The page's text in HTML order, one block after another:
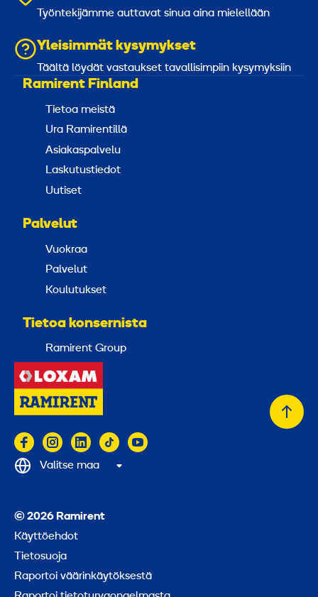
Työntekijämme auttavat sinua aina mielellään
Yleisimmät kysymykset
Täältä löydät vastaukset tavallisimpiin kysymyksiin
Ramirent Finland
Tietoa meistä
Ura Ramirentillä
Asiakaspalvelu
Laskutustiedot
Uutiset
Palvelut
Vuokraa
Palvelut
Koulutukset
Tietoa konsernista
Ramirent Group
© 2026 Ramirent
Käyttöehdot
Tietosuoja
Raportoi väärinkäytöksestä
Valitse maa